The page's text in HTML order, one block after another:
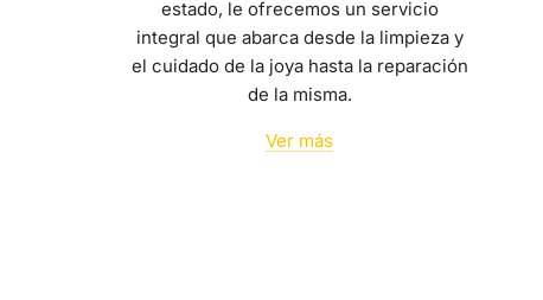
estado, le ofrecemos un servicio
integral que abarca desde la limpieza y
el cuidado de la joya hasta la reparación
de la misma.
Ver más